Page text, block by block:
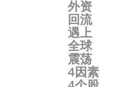
外资
回流
遇上
全球
震荡
4因素